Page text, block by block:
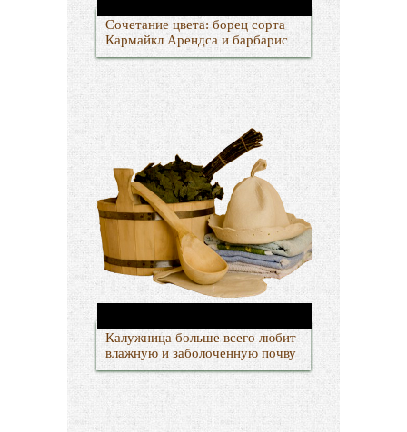
Сочетание цвета: борец сорта
Кармайкл Арендса и барбарис
Калужница больше всего любит
влажную и заболоченную почву